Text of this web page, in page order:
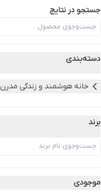
جستجو در نتایج
دسته‌بندی
خانه هوشمند و زندگی مدرن
برند
موجودی